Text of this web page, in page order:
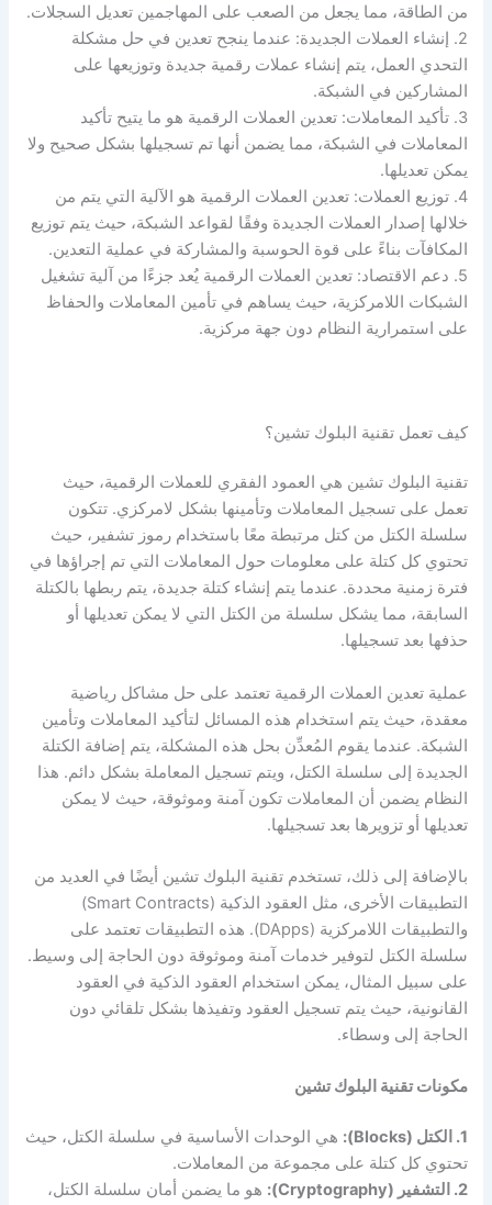
من الطاقة، مما يجعل من الصعب على المهاجمين تعديل السجلات.
2. إنشاء العملات الجديدة: عندما ينجح تعدين في حل مشكلة
التحدي العمل، يتم إنشاء عملات رقمية جديدة وتوزيعها على
المشاركين في الشبكة.
3. تأكيد المعاملات: تعدين العملات الرقمية هو ما يتيح تأكيد
المعاملات في الشبكة، مما يضمن أنها تم تسجيلها بشكل صحيح ولا
يمكن تعديلها.
4. توزيع العملات: تعدين العملات الرقمية هو الآلية التي يتم من
خلالها إصدار العملات الجديدة وفقًا لقواعد الشبكة، حيث يتم توزيع
المكافآت بناءً على قوة الحوسبة والمشاركة في عملية التعدين.
5. دعم الاقتصاد: تعدين العملات الرقمية يُعد جزءًا من آلية تشغيل
الشبكات اللامركزية، حيث يساهم في تأمين المعاملات والحفاظ
على استمرارية النظام دون جهة مركزية.
كيف تعمل تقنية البلوك تشين؟
تقنية البلوك تشين هي العمود الفقري للعملات الرقمية، حيث
تعمل على تسجيل المعاملات وتأمينها بشكل لامركزي. تتكون
سلسلة الكتل من كتل مرتبطة معًا باستخدام رموز تشفير، حيث
تحتوي كل كتلة على معلومات حول المعاملات التي تم إجراؤها في
فترة زمنية محددة. عندما يتم إنشاء كتلة جديدة، يتم ربطها بالكتلة
السابقة، مما يشكل سلسلة من الكتل التي لا يمكن تعديلها أو
حذفها بعد تسجيلها.
عملية تعدين العملات الرقمية تعتمد على حل مشاكل رياضية
معقدة، حيث يتم استخدام هذه المسائل لتأكيد المعاملات وتأمين
الشبكة. عندما يقوم المُعدِّن بحل هذه المشكلة، يتم إضافة الكتلة
الجديدة إلى سلسلة الكتل، ويتم تسجيل المعاملة بشكل دائم. هذا
النظام يضمن أن المعاملات تكون آمنة وموثوقة، حيث لا يمكن
تعديلها أو تزويرها بعد تسجيلها.
بالإضافة إلى ذلك، تستخدم تقنية البلوك تشين أيضًا في العديد من
التطبيقات الأخرى، مثل العقود الذكية (Smart Contracts)
والتطبيقات اللامركزية (DApps). هذه التطبيقات تعتمد على
سلسلة الكتل لتوفير خدمات آمنة وموثوقة دون الحاجة إلى وسيط.
على سبيل المثال، يمكن استخدام العقود الذكية في العقود
القانونية، حيث يتم تسجيل العقود وتفيذها بشكل تلقائي دون
الحاجة إلى وسطاء.
مكونات تقنية البلوك تشين
1. الكتل (Blocks):
هي الوحدات الأساسية في سلسلة الكتل، حيث
تحتوي كل كتلة على مجموعة من المعاملات.
2. التشفير (Cryptography):
هو ما يضمن أمان سلسلة الكتل،